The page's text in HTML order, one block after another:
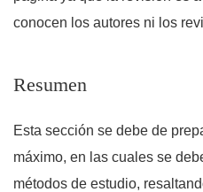
conocen los autores ni los
Resumen
Esta sección se debe de
máximo, en las cuales se
métodos de estudio,